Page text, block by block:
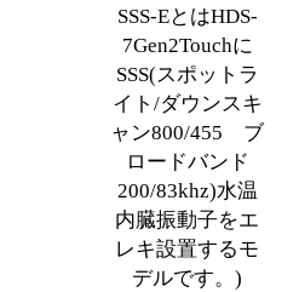
SSS-EとはHDS-
7Gen2Touchに
SSS(スポットラ
イト/ダウンスキ
ャン800/455 ブ
ロードバンド
200/83khz)水温
内臓振動子をエ
レキ設置するモ
デルです。)